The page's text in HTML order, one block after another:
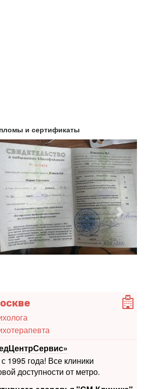
и сертификаты
года! Все клиники
здоровья "СМ-Клиника"
всех форм и видов